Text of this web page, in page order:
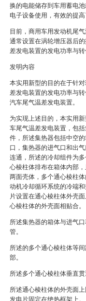
换的电能储存到车用蓄电
电子设备使用，有效的提高
目前，商用车用发动机尾
通常设置在涡轮增压器后
差发电装置的发电功率与转
发明内容
本实用新型的目的在于针
差发电装置的发电功率与
汽车尾气温差发电装置。
为实现上述目的，本实用
车尾气温差发电装置，包
件，所述集热器包括中空
口，集热器的进气口和出
连通，所述的冷却组件为
心棱柱体排布在箱体内部
两面壳体，多个通心棱柱
动机冷却循环系统的冷端
片设置在通心棱柱体外壳
心棱柱体的外壳面相贴合。
所述集热器的箱体与进气
管。
所述的多个通心棱柱体等
部。
所述多个通心棱柱体垂直贯
所述通心棱柱体的外壳面
发电片固定在绝热框架上。